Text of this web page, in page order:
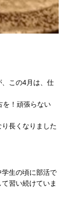
この4月は、仕
を！頑張らない
長くなりました
生の頃に部活で
習い続けていま